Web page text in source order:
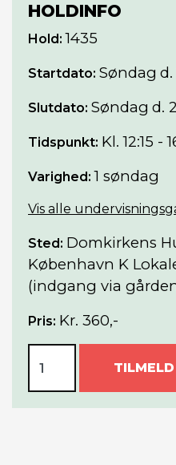
HOLDINFO
Hold: 1435
Startdato: Søndag
Slutdato: Søndag d.
Tidspunkt: Kl. 12:15 -
Varighed: 1 søndag
Vis alle
Sted: Domkirkens
København K
(indgang via
Pris: Kr. 360,-
TILMELD